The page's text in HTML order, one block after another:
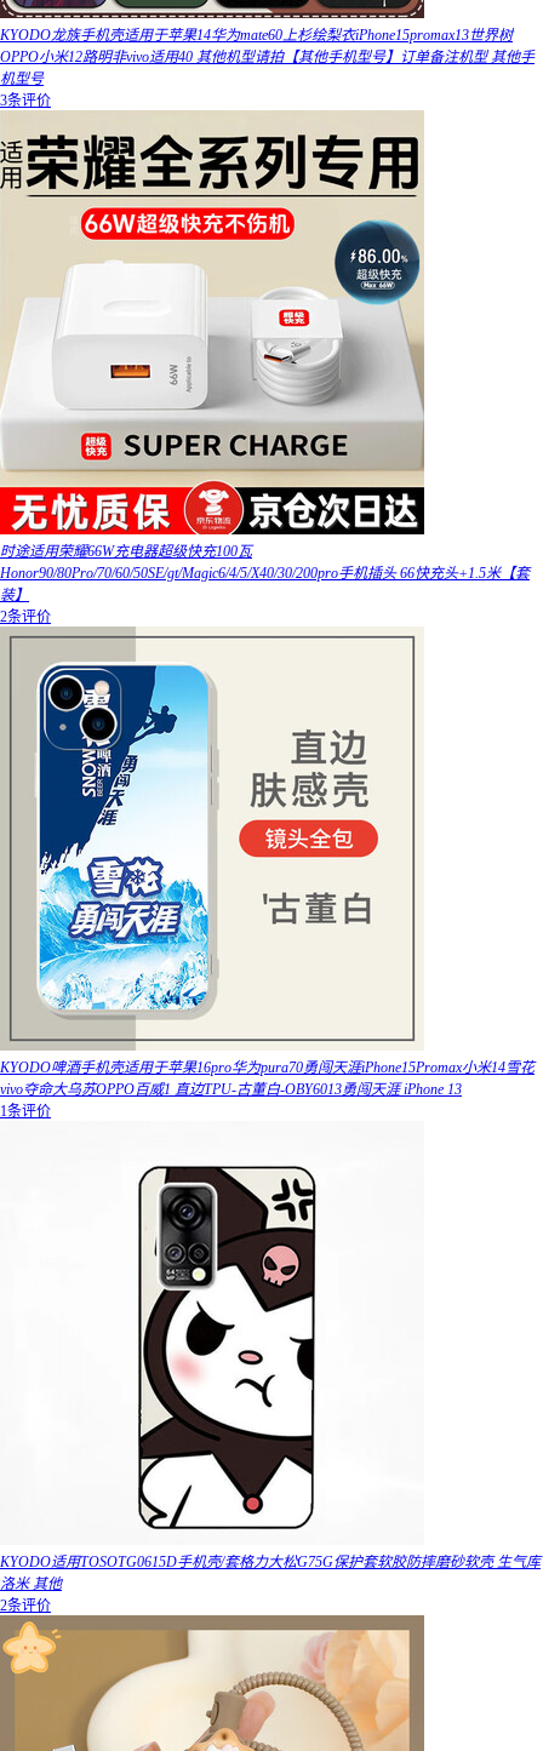
KYODO龙族手机壳适用于苹果14华为mate60上杉绘梨衣iPhone15promax13世界树
OPPO小米12路明非vivo适用40 其他机型请拍【其他手机型号】订单备注机型 其他手
机型号
3条评价
时途适用荣耀66W充电器超级快充100瓦
Honor90/80Pro/70/60/50SE/gt/Magic6/4/5/X40/30/200pro手机插头 66快充头+1.5米【套
装】
2条评价
KYODO啤酒手机壳适用于苹果16pro华为pura70勇闯天涯iPhone15Promax小米14雪花
vivo夺命大乌苏OPPO百威1 直边TPU-古董白-OBY6013勇闯天涯 iPhone 13
1条评价
KYODO适用TOSOTG0615D手机壳/套格力大松G75G保护套软胶防摔磨砂软壳 生气库
洛米 其他
2条评价